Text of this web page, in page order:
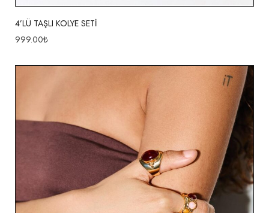
4’LÜ TAŞLI KOLYE SETİ
999.00₺